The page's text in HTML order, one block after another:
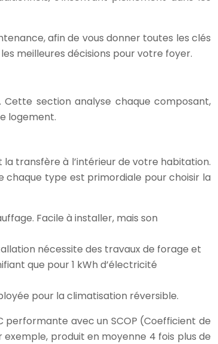
afin de vous donner toutes les clés
meilleures décisions pour votre foyer.
section analyse chaque composant,
logement.
transfère à l’intérieur de votre habitation.
chaque type est primordiale pour choisir la
Facile à installer, mais son
nécessite des travaux de forage et
que pour 1 kWh d’électricité
pour la climatisation réversible.
performante avec un SCOP (Coefficient de
exemple, produit en moyenne 4 fois plus de